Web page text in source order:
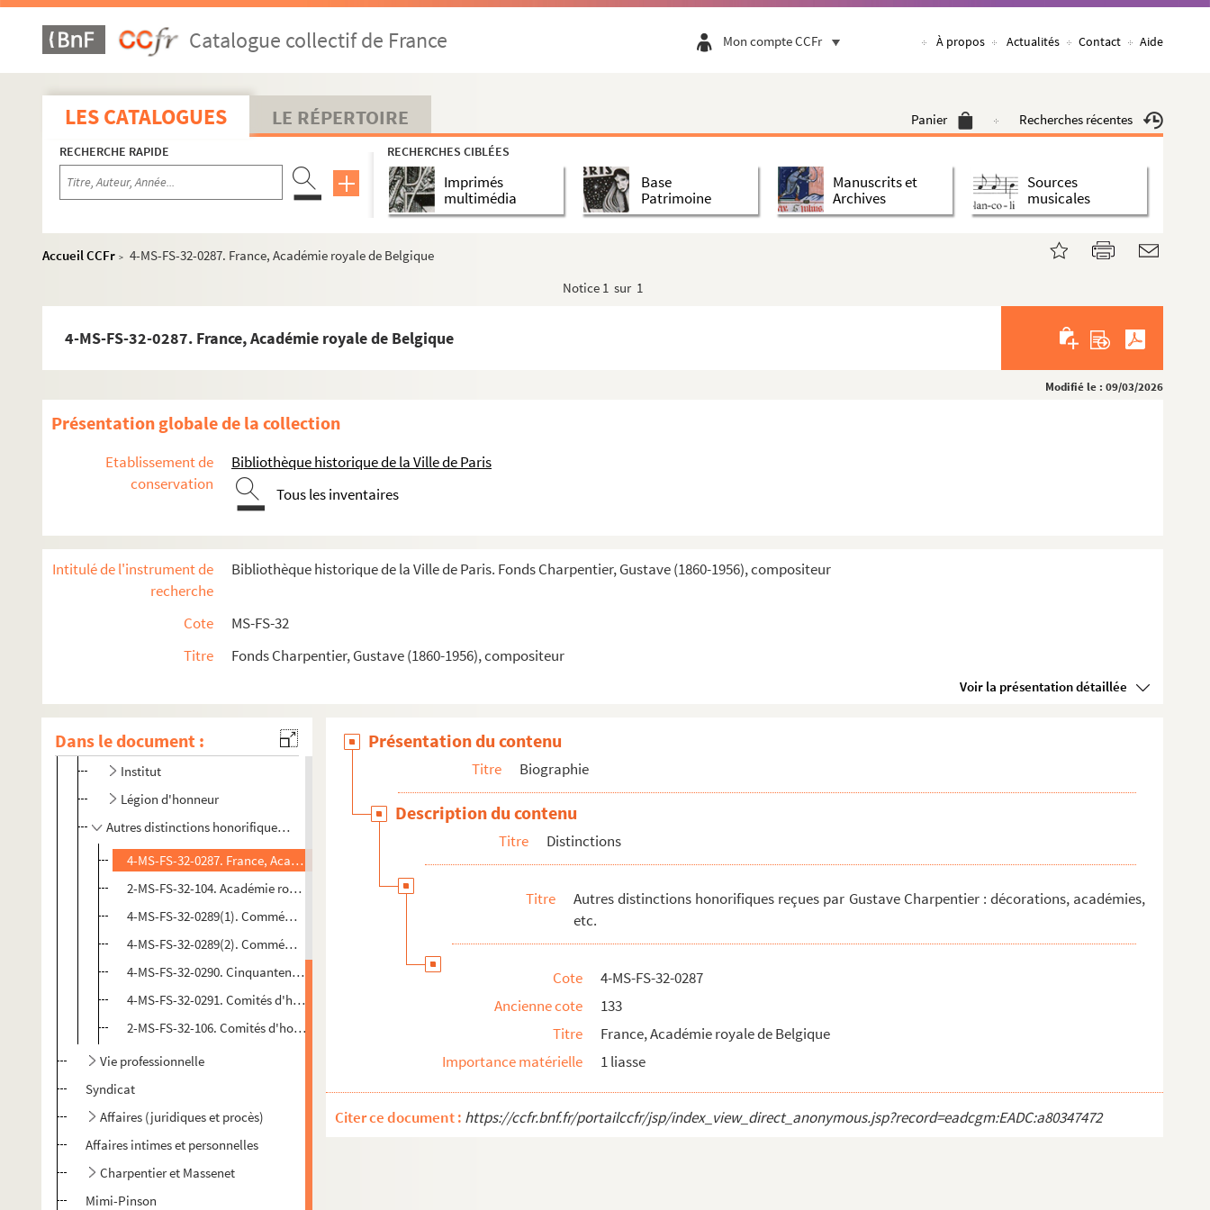
Catalogue collectif de France Mon compte CCFr À propos Actualités Contact Aide
LES CATALOGUES LE RÉPERTOIRE Panier Recherches récentes
RECHERCHE RAPIDE RECHERCHES CIBLÉES
Imprimés
multimédia
Base
Patrimoine
Manuscrits et
Archives
Sources
musicales
Accueil CCFr > 4-MS-FS-32-0287. France, Académie royale de Belgique
Notice 1 sur 1
4-MS-FS-32-0287. France, Académie royale de Belgique
Modifié le : 09/03/2026
Présentation globale de la collection
Etablissement de
conservation
Bibliothèque historique de la Ville de Paris
Tous les inventaires
Intitulé de l'instrument de
recherche
Bibliothèque historique de la Ville de Paris. Fonds Charpentier, Gustave (1860-1956), compositeur
Cote
MS-FS-32
Titre
Fonds Charpentier, Gustave (1860-1956), compositeur
Voir la présentation détaillée
Dans le document :
Oeuvres de Gustave Charpentier
Textes relatifs à Gustave Charpentier
Articles de presse divers
Enfance, jeunesse
Distinctions
Prix de Rome
Institut
Légion d'honneur
Autres distinctions honorifiques reçues par Gustave Charpentier : décorations, académies, etc.
4-MS-FS-32-0287. France, Académie royale de Belgique
2-MS-FS-32-104. Académie royale suédoise, Roumanie
4-MS-FS-32-0289(1). Commémoration d'hommes célèbres. Comités de patronage
4-MS-FS-32-0289(2). Commémoration d'hommes célèbres. Comités de patronage
4-MS-FS-32-0290. Cinquantenaire de Mireille à Saint-Remy-de-Provence (septembre 1913) et inauguration maison de Gretr...
4-MS-FS-32-0291. Comités d'honneur et de patronage
2-MS-FS-32-106. Comités d'honneur et de patronage
Vie professionnelle
Syndicat
Affaires (juridiques et procès)
Affaires intimes et personnelles
Charpentier et Massenet
Mimi-Pinson
Présentation du contenu
Titre Biographie
Description du contenu
Titre Distinctions
Titre
Autres distinctions honorifiques reçues par Gustave Charpentier : décorations, académies,
etc.
Cote
4-MS-FS-32-0287
Ancienne cote
133
Titre
France, Académie royale de Belgique
Importance matérielle
1 liasse
Citer ce document : https://ccfr.bnf.fr/portailccfr/jsp/index_view_direct_anonymous.jsp?record=eadcgm:EADC:a80347472